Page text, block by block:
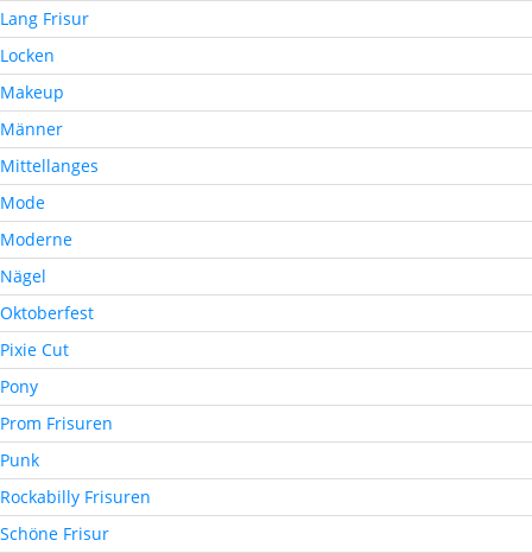
Lang Frisur
Locken
Makeup
Männer
Mittellanges
Mode
Moderne
Nägel
Oktoberfest
Pixie Cut
Pony
Prom Frisuren
Punk
Rockabilly Frisuren
Schöne Frisur